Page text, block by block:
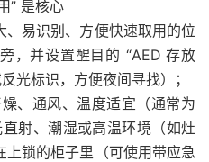
” 是核心
易识别、方便快速取用的位
，并设置醒目的 “AED 存放
光标识，方便夜间寻找）；
、通风、温度适宜（通常为
射、潮湿或高温环境（如灶
锁的柜子里（可使用带应急